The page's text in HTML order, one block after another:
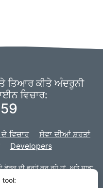
ਤਿਆਰ ਕੀਤੇ ਅੰਦਰੂਨੀ
ਵਿਚਾਰ:
ਵਿਚਾਰ
ਸੇਵਾ ਦੀਆਂ ਸ਼ਰਤਾਂ
Developers
ਫੋਰਕ ਦੀ ਵਰਤੋਂ ਕਰ ਰਹੇ ਹਾਂ,ਅਤੇ ਸਾਡਾ
ਨਾਲ ਤਿਆਰ ਕੀਤਾ ਗਿਆ ਹੈ।
tool: